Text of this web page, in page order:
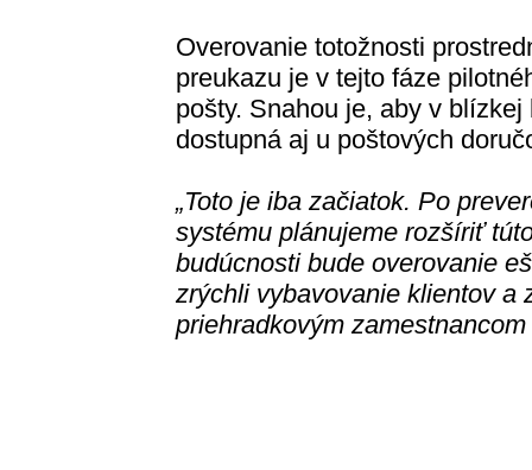
Overovanie totožnosti
preukazu je v tejto fáze
pošty. Snahou je, aby v
dostupná aj u poštových
„Toto je iba začiatok. Po
systému plánujeme rozšíriť
budúcnosti bude overovanie
zrýchli vybavovanie klientov a
priehradkovým